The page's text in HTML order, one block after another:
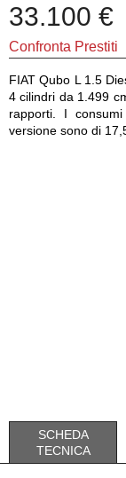
33.100 €
Confronta Prestiti
FIAT Qubo L 1.5
4 cilindri da 1.499
rapporti. I
versione sono di
SCHEDA
TECNICA